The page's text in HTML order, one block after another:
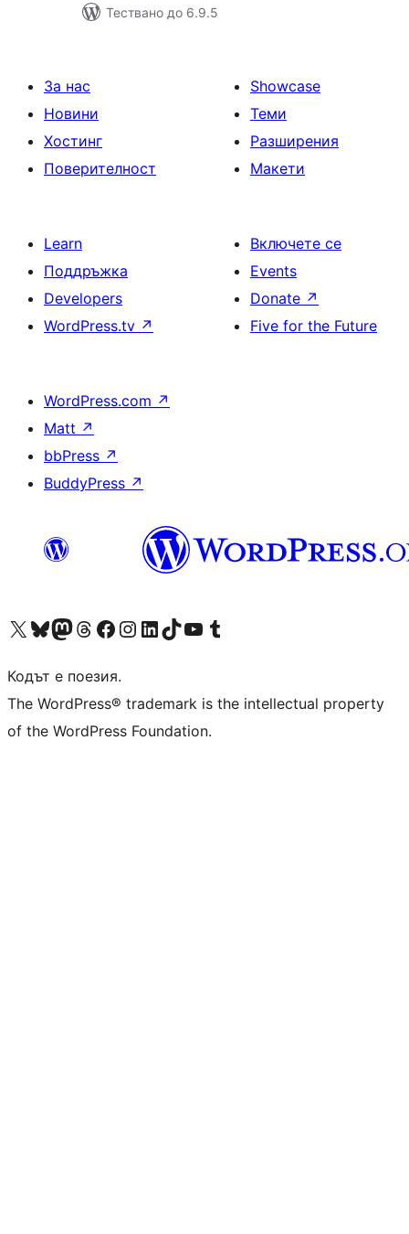
Тествано до 6.9.5
За нас
Новини
Хостинг
Поверителност
Showcase
Теми
Разширения
Макети
Learn
Поддръжка
Developers
WordPress.tv ↗
Включете се
Events
Donate ↗
Five for the Future
WordPress.com ↗
Matt ↗
bbPress ↗
BuddyPress ↗
Visit our X (formerly Twitter) account
Visit our Bluesky account
Visit our Mastodon account
Visit our Threads account
Посетете нашата страница във Facebook
Посетете нашия профил в Instagram
Посетете нашия профил в LinkedIn
Visit our TikTok account
Visit our YouTube channel
Visit our Tumblr account
Кодът е поезия.
The WordPress® trademark is the intellectual property
of the WordPress Foundation.